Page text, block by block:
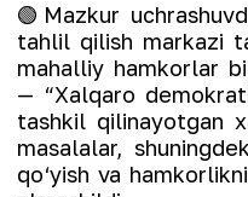
🟢Mazkur
tahlil qilish markazi
mahalliy hamkorlar
— “Xalqaro
tashkil qilinayotgan
masalalar,
qo‘yish va